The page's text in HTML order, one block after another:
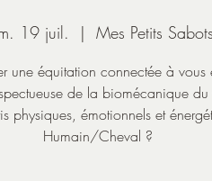
19 juil.
  |
Mes Petits Sabots
une équitation connectée à vous
de la biomécanique
physiques, émotionnels et
Humain/Cheval ?